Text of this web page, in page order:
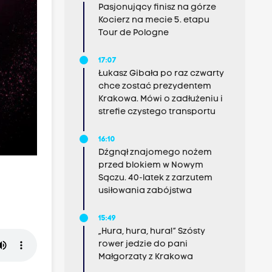
Pasjonujący finisz na górze
Kocierz na mecie 5. etapu
Tour de Pologne
17:07
Łukasz Gibała po raz czwarty
chce zostać prezydentem
Krakowa. Mówi o zadłużeniu i
strefie czystego transportu
16:10
Dźgnął znajomego nożem
przed blokiem w Nowym
Sączu. 40-latek z zarzutem
usiłowania zabójstwa
15:49
„Hura, hura, hura!” Szósty
rower jedzie do pani
Małgorzaty z Krakowa